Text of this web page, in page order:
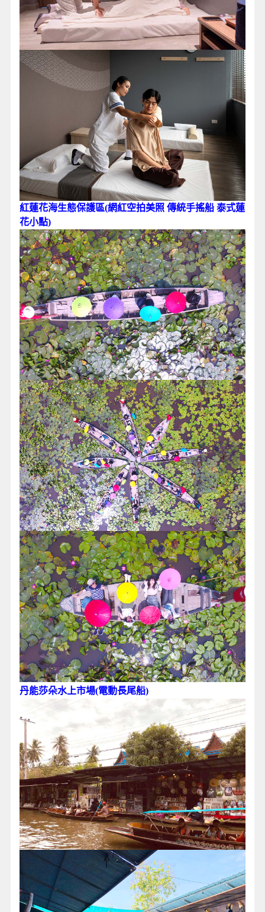
紅蓮花海生態保護區(網紅空拍美照 傳統手搖船 泰式蓮
花小點)
丹能莎朵水上市場(電動長尾船)